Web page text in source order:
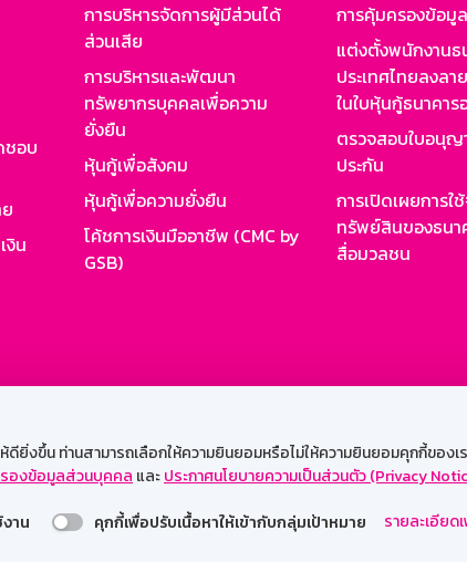
งขึ้น ท่านสามารถเลือกให้ความยินยอมหรือไม่ให้ความยินยอมคุกกี้ของเ
องข้อมูลส่วนบุคคล และประกาศนโยบายความเป็นส่วนตัว (Privacy
าน คุกกี้เพื่อปรับเนื้อหาให้เข้ากับกลุ่มเป้าหมาย รายละเอียด
ชอบ
งิน
การบริหารจัดการผู้มีส่วนได้
ส่วนเสีย
การบริหารและพัฒนา
ทรัพยากรบุคคลเพื่อความ
ยั่งยืน
หุ้นกู้เพื่อสังคม
หุ้นกู้เพื่อความยั่งยืน
โค้ชการเงินมืออาชีพ (CMC by
GSB)
การคุ้มครองข้อมู
แต่งตั้งพนักงานธ
ประเทศไทยลงล
ในใบหุ้นกู้ธนาคา
ตรวจสอบใบอนุ
ประกัน
การเปิดเผยการใ
ทรัพย์สินของธนา
สื่อมวลชน
งรับการใช้งานได้ดีบนเว็บบราวเซอร์